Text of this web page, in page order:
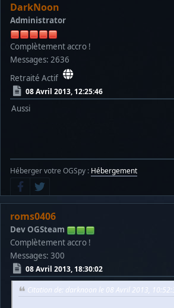
DarkNoon
Administrator
Complètement accro !
Messages: 2636
Retraité Actif
08 Avril 2013, 12:25:46
Aussi
Héberger votre OGSpy : Hébergement
roms0406
Dev OGSteam
Complètement accro !
Messages: 300
08 Avril 2013, 18:30:02
Citation de: darknoon le 08 Avril 2013,